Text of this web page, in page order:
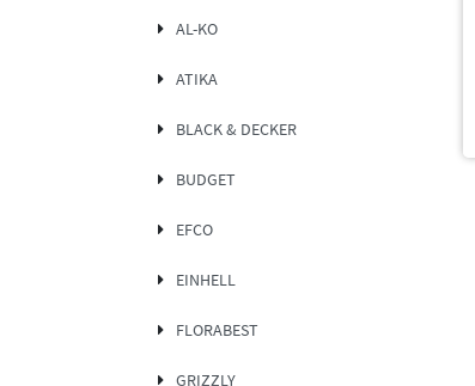
AL-KO
ATIKA
BLACK & DECKER
BUDGET
EFCO
EINHELL
FLORABEST
GRIZZLY